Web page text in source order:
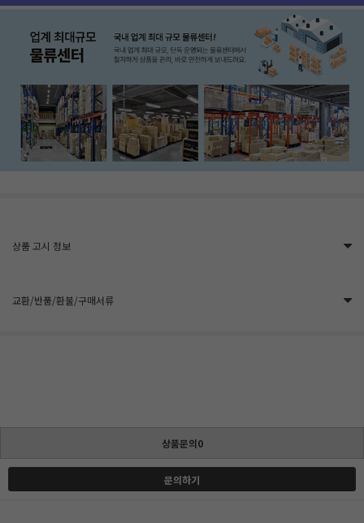
상품 고시 정보
교환/반품/환불/구매서류
상품문의0
문의하기